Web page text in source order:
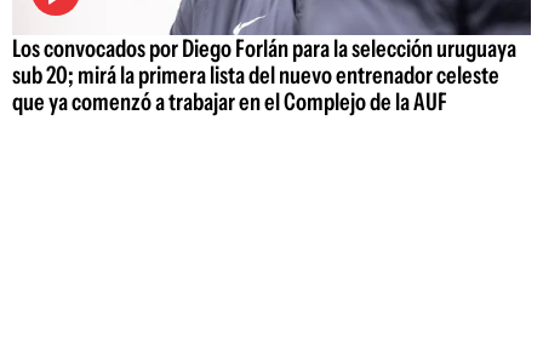
Los convocados por Diego Forlán para la selección uruguaya
sub 20; mirá la primera lista del nuevo entrenador celeste
que ya comenzó a trabajar en el Complejo de la AUF